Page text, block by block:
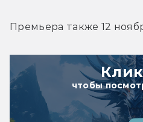
Премьера также 12
чтобы